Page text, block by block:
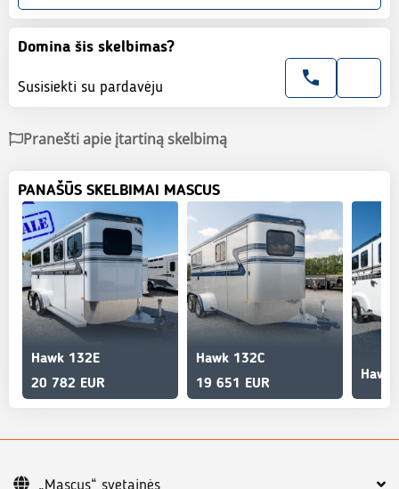
Domina šis skelbimas?
Susisiekti su pardavėju
Pranešti apie įtartiną skelbimą
PANAŠŪS SKELBIMAI MASCUS
Hawk 132E
20 782 EUR
Hawk 132C
19 651 EUR
Hawk
„Mascus“ svetainės